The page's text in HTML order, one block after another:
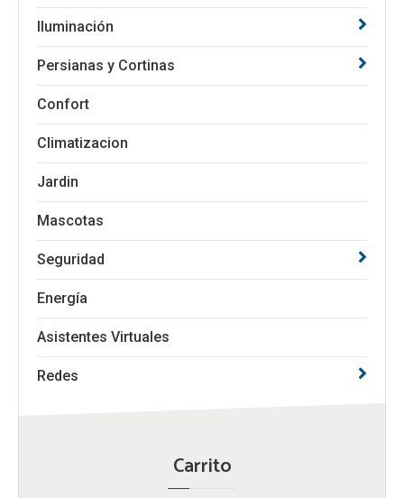
Iluminación
Persianas y Cortinas
Confort
Climatizacion
Jardin
Mascotas
Seguridad
Energía
Asistentes Virtuales
Redes
Carrito